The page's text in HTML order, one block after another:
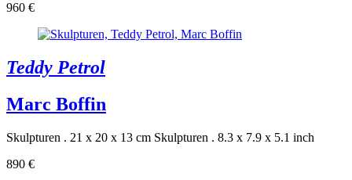
960 €
Teddy Petrol
Marc Boffin
Skulpturen . 21 x 20 x 13 cm Skulpturen . 8.3 x 7.9 x 5.1 inch
890 €